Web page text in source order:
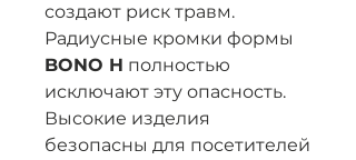
создают риск травм.
Радиусные кромки формы
BONO H полностью
исключают эту опасность.
Высокие изделия
безопасны для посетителей